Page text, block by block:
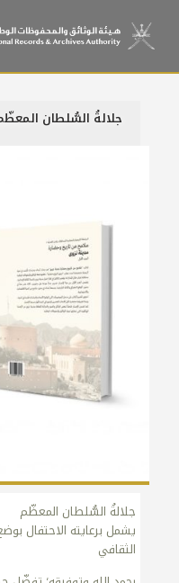
جلالةُ السُّلطان
جلالةُ السُّلطان المعظّم
يشمل برعايته الاحتفال
الثقافي